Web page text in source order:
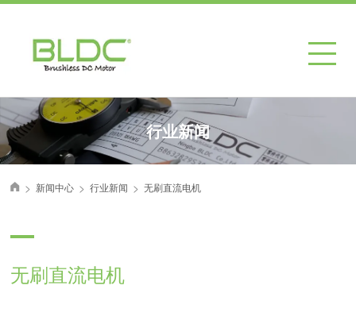
行业新闻
首页
> 新闻中心 > 行业新闻 > 无刷直流电机
无刷直流电机